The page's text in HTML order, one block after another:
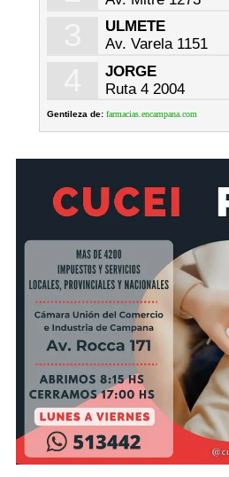
ULMETE
Av. Varela 1151
JORGE
Ruta 4 2004
Gentileza de: farmacias.encampana.com